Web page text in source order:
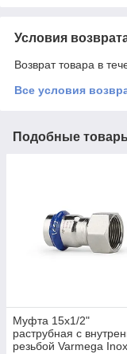
Условия
Возврат товара в
Все условия
Подобные
Муфта 15x1/2"
раструбная с
резьбой Varmega Inox